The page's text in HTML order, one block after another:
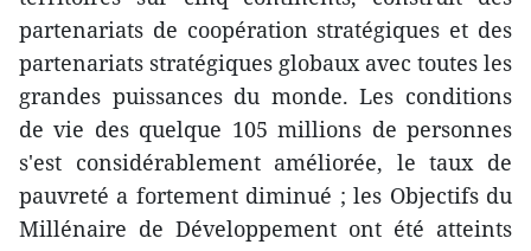
partenariats de coopération stratégiques et des
partenariats stratégiques globaux avec toutes les
grandes puissances du monde. Les conditions
de vie des quelque 105 millions de personnes
s'est considérablement améliorée, le taux de
pauvreté a fortement diminué ; les Objectifs du
Millénaire de Développement ont été atteints